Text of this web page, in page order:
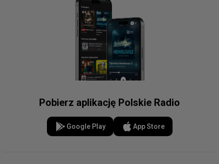
Pobierz aplikację Polskie Radio
Google Play App Store